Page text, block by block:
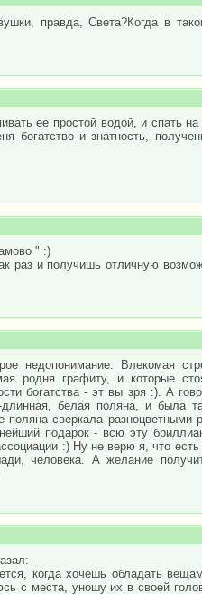
правда, Света?Когда в
ее простой водой, и спать
богатство и знатность,
" :)
раз и получишь отличную
недопонимание. Влекомая
родня графиту, и которые
богатства - эт вы зря :). А
белая поляна, и была
поляна сверкала
подарок - всю эту
:) Ну не верю я, что
человека. А желание
когда хочешь обладать
с места, уношу их в своей